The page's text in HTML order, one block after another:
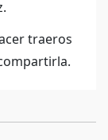
traeros